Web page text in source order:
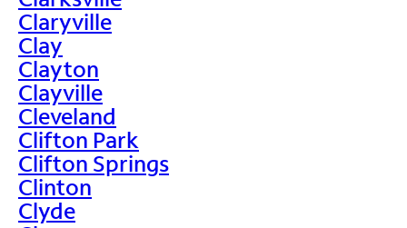
Claryville
Clay
Clayton
Clayville
Cleveland
Clifton Park
Clifton Springs
Clinton
Clyde